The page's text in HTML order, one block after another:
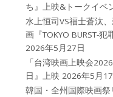
ち』上映&トークイベ
水上恒司VS福士蒼汰
画『TOKYO BURST-
2026年5月27日
「台湾映画上映会
日』上映 2026年5月
韓国・全州国際映画